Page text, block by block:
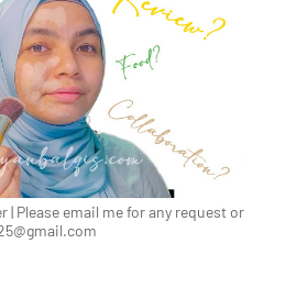
| Please email me for any request or